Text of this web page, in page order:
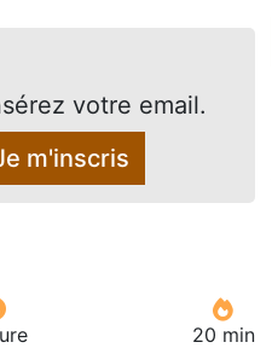
votre email.
m'inscris
20 min